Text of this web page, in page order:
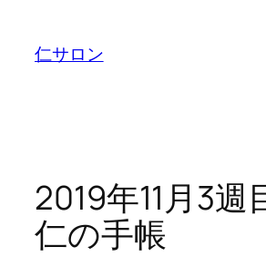
仁サロン
2019年11月3週
仁の手帳